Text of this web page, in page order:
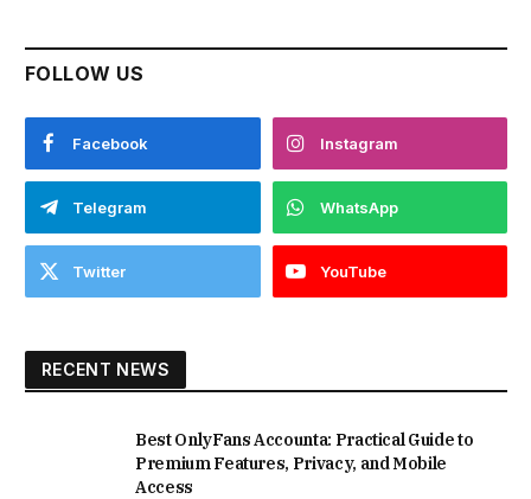
FOLLOW US
Facebook Instagram
Telegram WhatsApp
Twitter YouTube
RECENT NEWS
Best OnlyFans Accounta: Practical Guide to
Premium Features, Privacy, and Mobile
Access